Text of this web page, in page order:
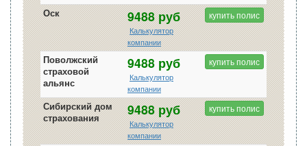
Оск 9488 руб
Калькулятор
компании
купить полис
Поволжский
страховой
альянс
9488 руб
Калькулятор
компании
купить полис
Сибирский дом
страхования
9488 руб
Калькулятор
компании
купить полис